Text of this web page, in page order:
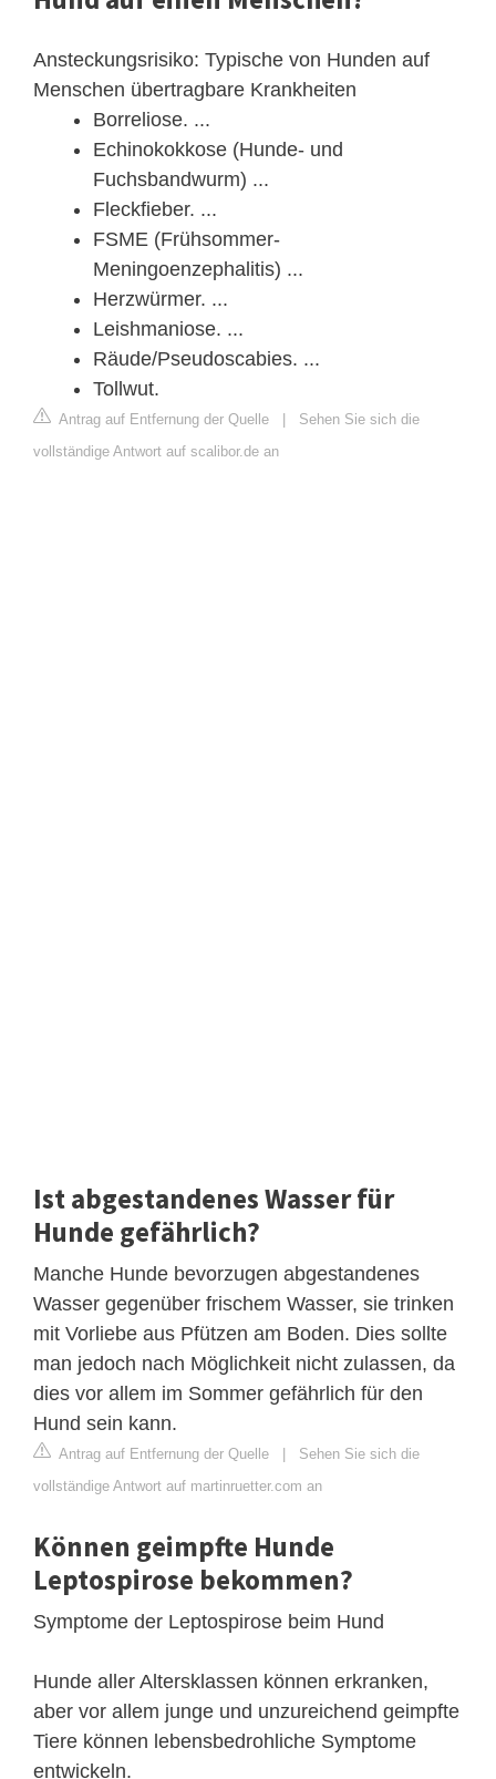
Ansteckungsrisiko: Typische von Hunden auf
Menschen übertragbare Krankheiten
Borreliose. ...
Echinokokkose (Hunde- und
Fuchsbandwurm) ...
Fleckfieber. ...
FSME (Frühsommer-
Meningoenzephalitis) ...
Herzwürmer. ...
Leishmaniose. ...
Räude/Pseudoscabies. ...
Tollwut.
Antrag auf Entfernung der Quelle | Sehen Sie sich die
vollständige Antwort auf scalibor.de an
Ist abgestandenes Wasser für
Hunde gefährlich?
Manche Hunde bevorzugen abgestandenes
Wasser gegenüber frischem Wasser, sie trinken
mit Vorliebe aus Pfützen am Boden. Dies sollte
man jedoch nach Möglichkeit nicht zulassen, da
dies vor allem im Sommer gefährlich für den
Hund sein kann.
Antrag auf Entfernung der Quelle | Sehen Sie sich die
vollständige Antwort auf martinruetter.com an
Können geimpfte Hunde
Leptospirose bekommen?
Symptome der Leptospirose beim Hund
Hunde aller Altersklassen können erkranken,
aber vor allem junge und unzureichend geimpfte
Tiere können lebensbedrohliche Symptome
entwickeln.